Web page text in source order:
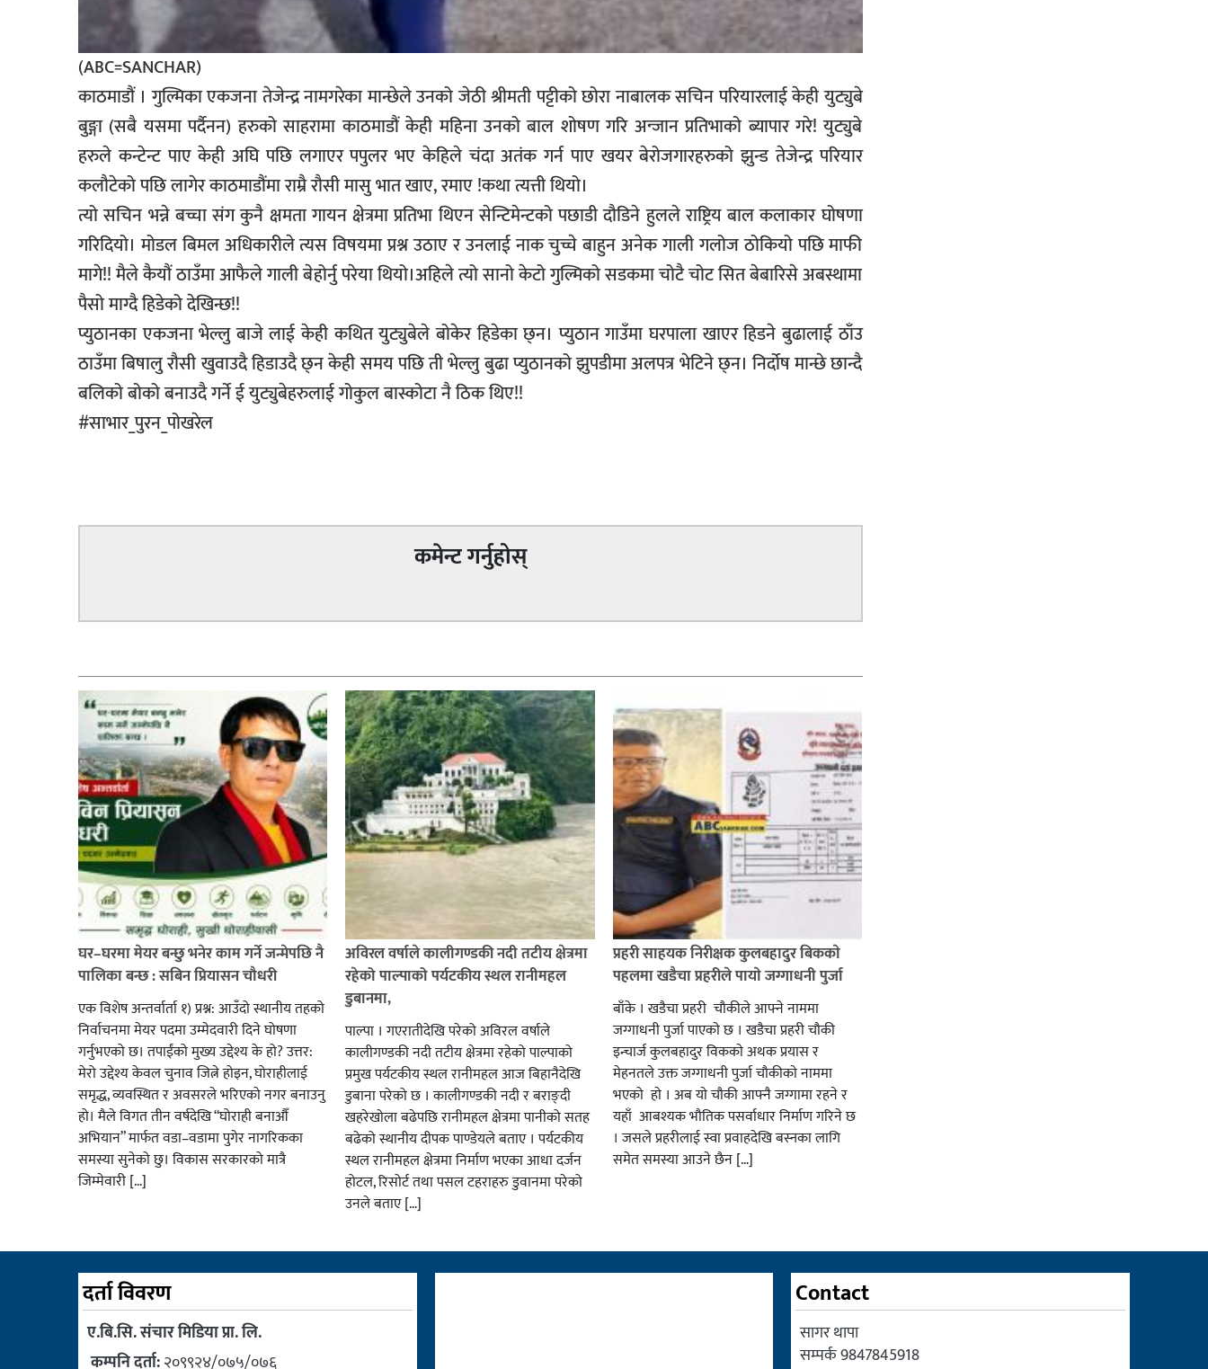
(ABC=SANCHAR)
काठमाडौं । गुल्मिका एकजना तेजेन्द्र नामगरेका मान्छेले उनको जेठी श्रीमती पट्टीको छोरा नाबालक सचिन परियारलाई केही युट्युबे
बुङ्गा (सबै यसमा पर्दैनन) हरुको साहरामा काठमाडौं केही महिना उनको बाल शोषण गरि अन्जान प्रतिभाको ब्यापार गरे! युट्युबे
हरुले कन्टेन्ट पाए केही अघि पछि लगाएर पपुलर भए केहिले चंदा अतंक गर्न पाए खयर बेरोजगारहरुको झुन्ड तेजेन्द्र परियार
कलौटेको पछि लागेर काठमाडौंमा राम्रै रौसी मासु भात खाए, रमाए !कथा त्यत्ती थियो।
त्यो सचिन भन्ने बच्चा संग कुनै क्षमता गायन क्षेत्रमा प्रतिभा थिएन सेन्टिमेन्टको पछाडी दौडिने हुलले राष्ट्रिय बाल कलाकार घोषणा
गरिदियो। मोडल बिमल अधिकारीले त्यस विषयमा प्रश्न उठाए र उनलाई नाक चुच्चे बाहुन अनेक गाली गलोज ठोकियो पछि माफी
मागे!! मैले कैयौं ठाउँमा आफैले गाली बेहोर्नु परेया थियो।अहिले त्यो सानो केटो गुल्मिको सडकमा चोटै चोट सित बेबारिसे अबस्थामा
पैसो माग्दै हिडेको देखिन्छ!!
प्युठानका एकजना भेल्लु बाजे लाई केही कथित युट्युबेले बोकेर हिडेका छ्न। प्युठान गाउँमा घरपाला खाएर हिडने बुढालाई ठाँउ
ठाउँमा बिषालु रौसी खुवाउदै हिडाउदै छ्न केही समय पछि ती भेल्लु बुढा प्युठानको झुपडीमा अलपत्र भेटिने छ्न। निर्दोष मान्छे छान्दै
बलिको बोको बनाउदै गर्ने ई युट्युबेहरुलाई गोकुल बास्कोटा नै ठिक थिए!!
#साभार_पुरन_पोखरेल
कमेन्ट गर्नुहोस्
घर–घरमा मेयर बन्छु भनेर काम गर्ने जन्मेपछि नै
पालिका बन्छ : सबिन प्रियासन चौधरी
एक विशेष अन्तर्वार्ता १) प्रश्न: आउँदो स्थानीय तहको
निर्वाचनमा मेयर पदमा उम्मेदवारी दिने घोषणा
गर्नुभएको छ। तपाईंको मुख्य उद्देश्य के हो? उत्तर:
मेरो उद्देश्य केवल चुनाव जित्ने होइन, घोराहीलाई
समृद्ध, व्यवस्थित र अवसरले भरिएको नगर बनाउनु
हो। मैले विगत तीन वर्षदेखि “घोराही बनाऔँ
अभियान” मार्फत वडा–वडामा पुगेर नागरिकका
समस्या सुनेको छु। विकास सरकारको मात्रै
जिम्मेवारी […]
अविरल वर्षाले कालीगण्डकी नदी तटीय क्षेत्रमा
रहेको पाल्पाको पर्यटकीय स्थल रानीमहल
डुबानमा,
पाल्पा । गएरातीदेखि परेको अविरल वर्षाले
कालीगण्डकी नदी तटीय क्षेत्रमा रहेको पाल्पाको
प्रमुख पर्यटकीय स्थल रानीमहल आज बिहानैदेखि
डुबाना परेको छ । कालीगण्डकी नदी र बराङ्दी
खहरेखोला बढेपछि रानीमहल क्षेत्रमा पानीको सतह
बढेको स्थानीय दीपक पाण्डेयले बताए । पर्यटकीय
स्थल रानीमहल क्षेत्रमा निर्माण भएका आधा दर्जन
होटल, रिसोर्ट तथा पसल टहराहरु डुवानमा परेको
उनले बताए […]
प्रहरी साहयक निरीक्षक कुलबहादुर बिककाे
पहलमा खडैचा प्रहरीले पायाे जग्गाधनी पुर्जा
बाँके । खडैचा प्रहरी चाैकीले आफ्ने नाममा
जग्गाधनी पुर्जा पाएकाे छ । खडैचा प्रहरी चाैकी
इन्चार्ज कुलबहादुर विककाे अथक प्रयास र
मेहनतले उक्त जग्गाधनी पुर्जा चाैकीकाे नाममा
भएको हाे । अब याे चाैकी आफ्नै जग्गामा रहने र
यहाँ आबश्यक भाैतिक पसर्वाधार निर्माण गरिने छ
। जसले प्रहरीलाई स्वा प्रवाहदेखि बस्नका लागि
समेत समस्या आउने छैन […]
दर्ता विवरण
ए.बि.सि. संचार मिडिया प्रा. लि.
कम्पनि दर्ता:२०९९२४/०७५/०७६
Contact
सागर थापा
सम्पर्क 9847845918